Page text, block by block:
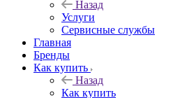
Назад
Услуги
Сервисные службы
Главная
Бренды
Как купить
Назад
Как купить